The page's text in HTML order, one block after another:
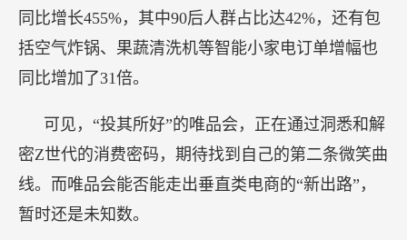
同比增长455%，其中90后人群占比达42%，还有包
括空气炸锅、果蔬清洗机等智能小家电订单增幅也
同比增加了31倍。
可见，“投其所好”的唯品会，正在通过洞悉和解
密Z世代的消费密码，期待找到自己的第二条微笑曲
线。而唯品会能否能走出垂直类电商的“新出路”，
暂时还是未知数。